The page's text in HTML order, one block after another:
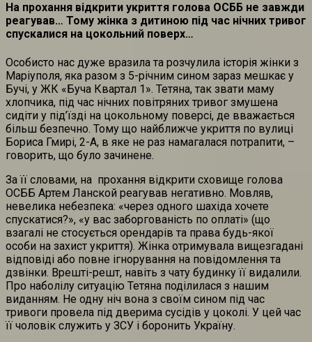
На прохання відкрити укриття голова ОСББ не завжди
реагував… Тому жінка з дитиною під час нічних тривог
спускалися на цокольний поверх…
Особисто нас дуже вразила та розчулила історія жінки з
Маріуполя, яка разом з 5-річним сином зараз мешкає у
Бучі, у ЖК «Буча Квартал 1». Тетяна, так звати маму
хлопчика, під час нічних повітряних тривог змушена
сидіти у під’їзді на цокольному поверсі, де вважається
більш безпечно. Тому що найближче укриття по вулиці
Бориса Гмирі, 2-А, в яке не раз намагалася потрапити, –
говорить, що було зачинене.
За її словами, на прохання відкрити сховище голова
ОСББ Артем Ланской реагував негативно. Мовляв,
невелика небезпека: «через одного шахіда хочете
спускатися?», «у вас заборгованість по оплаті» (що
взагалі не стосується орендарів та права будь-якої
особи на захист укриття). Жінка отримувала вищезгадані
відповіді або повне ігнорування на повідомлення та
дзвінки. Врешті-решт, навіть з чату будинку її видалили.
Про наболілу ситуацію Тетяна поділилася з нашим
виданням. Не одну ніч вона з своїм сином під час
тривоги провела під дверима сусідів у цоколі. У цей час
її чоловік служить у ЗСУ і боронить Україну.